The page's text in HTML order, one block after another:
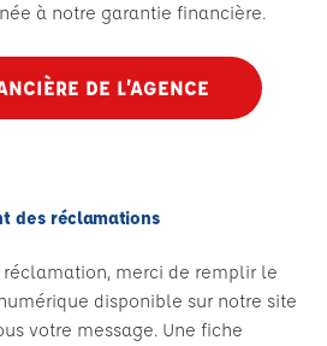
à notre garantie financière.
DE L’AGENCE
des réclamations
merci de remplir le
disponible sur notre site
votre message. Une fiche